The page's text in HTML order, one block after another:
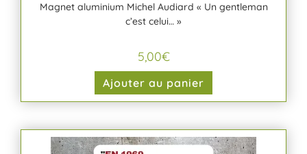
Magnet aluminium Michel Audiard « Un gentleman
c’est celui… »
5,00€
Ajouter au panier